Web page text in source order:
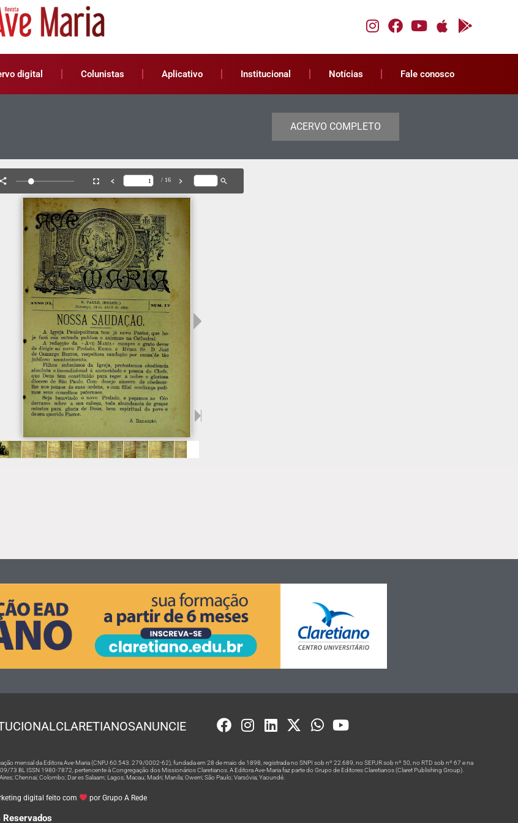
digital Colunistas Aplicativo Institucional Notícias Fale conosco
ACERVO COMPLETO
CLARETIANOSANUNCIE
mensal da Editora Ave-Maria (CNPJ 60.543. 279/0002-62), fundada em 28 de maio de 1898, registrada no SNPI sob nº 22.689, no SEPJR sob nº 50, no RTD sob nº 67 e na
73 BL ISSN 1980-7872, pertencente à Congregação dos Missionários Claretianos. A Editora Ave-Maria faz parte do Grupo de Editores Claretianos (Claret Publishing Group).
Chennai; Colombo; Dar es Salaam; Lagos; Macau; Madri; Manila; Owerri; São Paulo; Varsóvia; Yaoundé.
digital feito com por Grupo A Rede